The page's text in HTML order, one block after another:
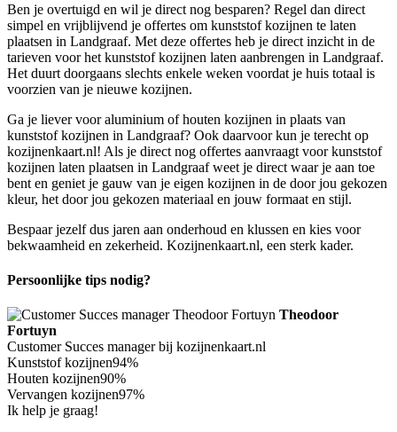
Ben je overtuigd en wil je direct nog besparen? Regel dan direct
simpel en vrijblijvend je offertes om kunststof kozijnen te laten
plaatsen in Landgraaf. Met deze offertes heb je direct inzicht in de
tarieven voor het kunststof kozijnen laten aanbrengen in Landgraaf.
Het duurt doorgaans slechts enkele weken voordat je huis totaal is
voorzien van je nieuwe kozijnen.
Ga je liever voor aluminium of houten kozijnen in plaats van
kunststof kozijnen in Landgraaf? Ook daarvoor kun je terecht op
kozijnenkaart.nl! Als je direct nog offertes aanvraagt voor kunststof
kozijnen laten plaatsen in Landgraaf weet je direct waar je aan toe
bent en geniet je gauw van je eigen kozijnen in de door jou gekozen
kleur, het door jou gekozen materiaal en jouw formaat en stijl.
Bespaar jezelf dus jaren aan onderhoud en klussen en kies voor
bekwaamheid en zekerheid. Kozijnenkaart.nl, een sterk kader.
Persoonlijke tips nodig?
Theodoor
Fortuyn
Customer Succes manager bij kozijnenkaart.nl
Kunststof kozijnen94%
Houten kozijnen90%
Vervangen kozijnen97%
Ik help je graag!